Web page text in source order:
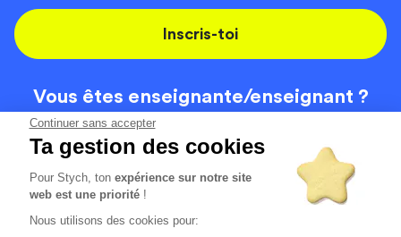
Continuer sans accepter
Ta gestion des cookies
Pour Stych, tonexpérience sur notre site
web est une priorité !
Nous utilisons des cookies pour:
Inscris-toi
Vous êtes enseignante/enseignant ?
On recrute
Code de la route
Contact